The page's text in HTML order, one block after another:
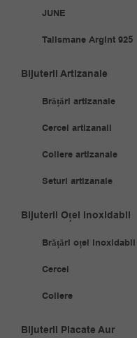
JUNE
Talismane Argint 925
Bijuterii Artizanale
Brățări artizanale
Cercei artizanali
Coliere artizanale
Seturi artizanale
Bijuterii Oțel Inoxidabil
Brățări oțel inoxidabil
Cercei
Coliere
Bijuterii Placate Aur